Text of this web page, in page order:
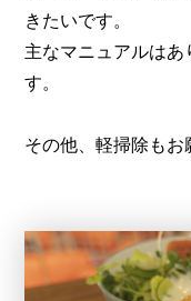
きたいです。
主なマニュアルは
す。
その他、軽掃除もお